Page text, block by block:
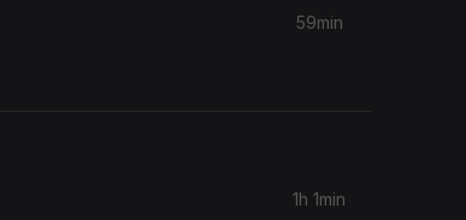
59min
1h 1min